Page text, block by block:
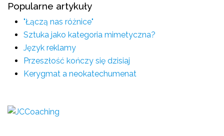
Popularne artykuły
"Łączą nas różnice"
Sztuka jako kategoria mimetyczna?
Język reklamy
Przeszłość kończy się dzisiaj
Kerygmat a neokatechumenat